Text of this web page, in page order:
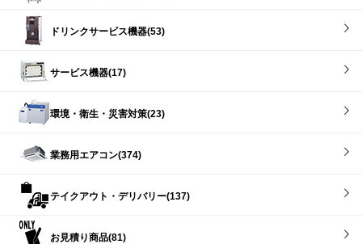
ドリンクサービス機器(53)
サービス機器(17)
環境・衛生・災害対策(23)
業務用エアコン(374)
テイクアウト・デリバリー(137)
お見積り商品(81)